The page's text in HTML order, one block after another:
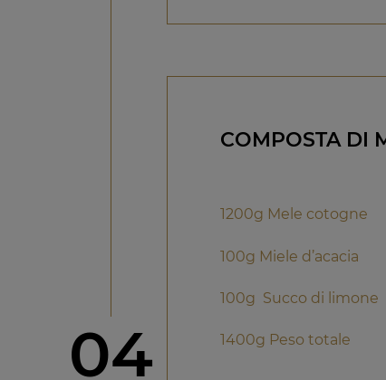
Step
04
COMPOSTA DI
1200g Mele cotogne
100g Miele d’acacia
100g Succo di limone
1400g Peso totale